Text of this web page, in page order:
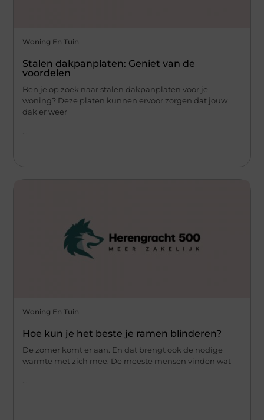
Woning En Tuin
Stalen dakpanplaten: Geniet van de
voordelen
Ben je op zoek naar stalen dakpanplaten voor je
woning? Deze platen kunnen ervoor zorgen dat jouw
dak er weer
Woning En Tuin
Hoe kun je het beste je ramen blinderen?
De zomer komt er aan. En dat brengt ook de nodige
warmte met zich mee. De meeste mensen vinden wat
...